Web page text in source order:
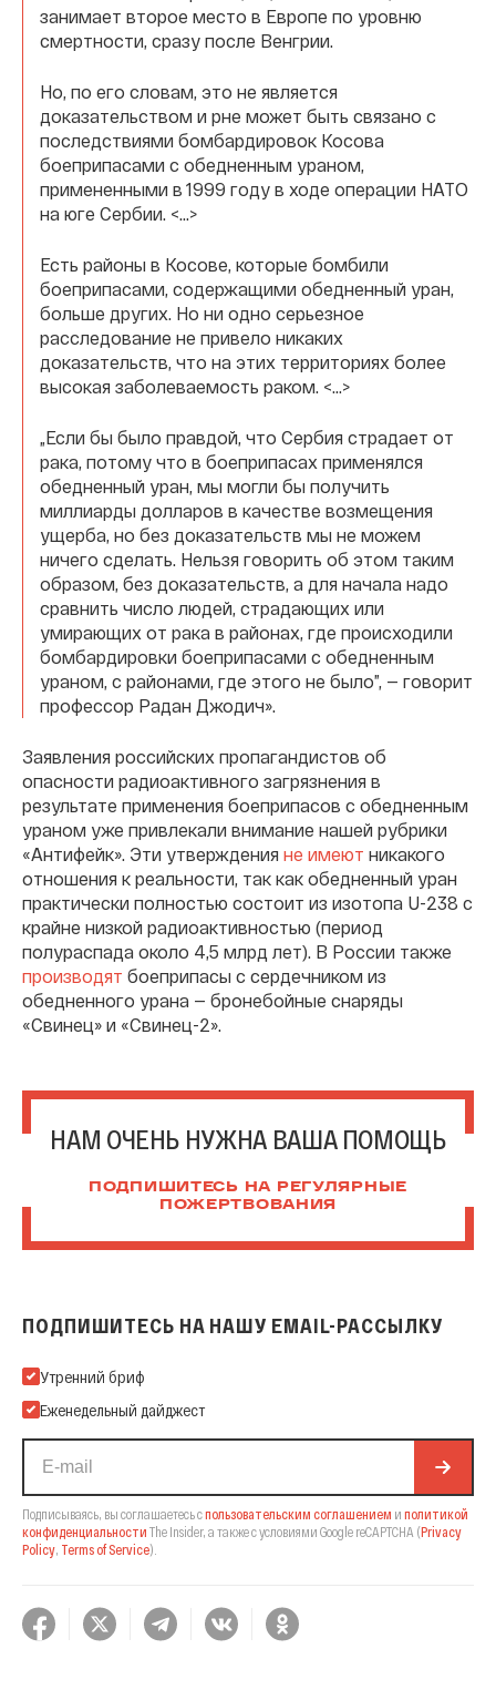
занимает второе место в Европе по уровню
смертности, сразу после Венгрии.
Но, по его словам, это не является
доказательством и рне может быть связано с
последствиями бомбардировок Косова
боеприпасами с обедненным ураном,
примененными в 1999 году в ходе операции НАТО
на юге Сербии. <…>
Есть районы в Косове, которые бомбили
боеприпасами, содержащими обедненный уран,
больше других. Но ни одно серьезное
расследование не привело никаких
доказательств, что на этих территориях более
высокая заболеваемость раком. <…>
„Если бы было правдой, что Сербия страдает от
рака, потому что в боеприпасах применялся
обедненный уран, мы могли бы получить
миллиарды долларов в качестве возмещения
ущерба, но без доказательств мы не можем
ничего сделать. Нельзя говорить об этом таким
образом, без доказательств, а для начала надо
сравнить число людей, страдающих или
умирающих от рака в районах, где происходили
бомбардировки боеприпасами с обедненным
ураном, с районами, где этого не было”, — говорит
профессор Радан Джодич».
Заявления российских пропагандистов об
опасности радиоактивного загрязнения в
результате применения боеприпасов с обедненным
ураном уже привлекали внимание нашей рубрики
«Антифейк». Эти утверждения не имеют никакого
отношения к реальности, так как обедненный уран
практически полностью состоит из изотопа U-238 с
крайне низкой радиоактивностью (период
полураспада около 4,5 млрд лет). В России также
производят боеприпасы с сердечником из
обедненного урана — бронебойные снаряды
«Свинец» и «Свинец-2».
НАМ ОЧЕНЬ НУЖНА ВАША ПОМОЩЬ
ПОДПИШИТЕСЬ НА РЕГУЛЯРНЫЕ
ПОЖЕРТВОВАНИЯ
ПОДПИШИТЕСЬ НА НАШУ EMAIL-РАССЫЛКУ
Подпишитесь на нашу Email-рассылку
Утренний бриф
Еженедельный дайджест
Подписываясь, вы соглашаетесь спользовательским соглашением и политикой
конфиденциальности The Insider, а также с условиями Google reCAPTCHA (Privacy
Policy, Terms of Service).